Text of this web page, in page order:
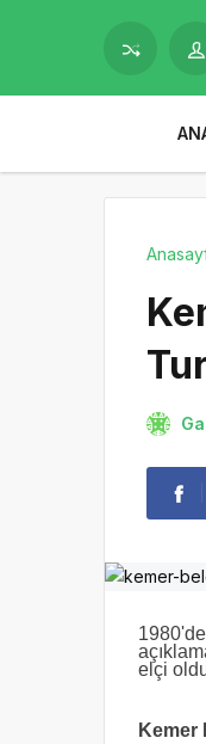
elçi
Kemer